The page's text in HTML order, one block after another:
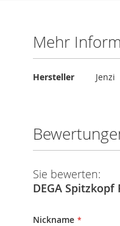
Mehr
Mehr
Hersteller Jenzi
Sie bewerten:
DEGA
Nickname